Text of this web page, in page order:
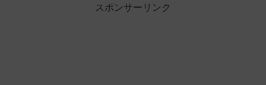
スポンサーリンク